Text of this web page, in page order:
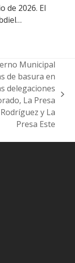
de 2026. El
Municipal
de basura en
delegaciones
La Presa
y La
Presa Este